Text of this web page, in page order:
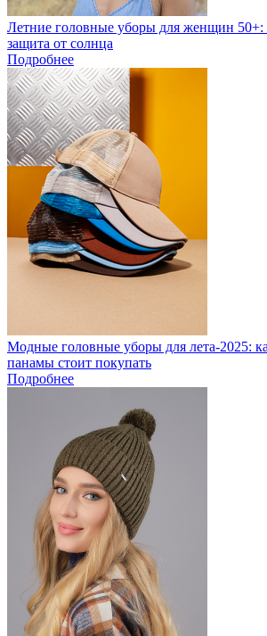
Летние головные уборы для женщин 50+:
защита от солнца
Подробнее
Модные головные уборы для лета-2025:
панамы стоит покупать
Подробнее